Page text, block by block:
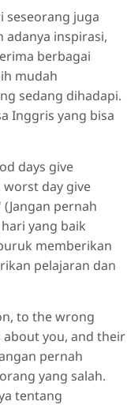
seseorang juga
adanya inspirasi,
berbagai
mudah
sedang dihadapi.
Inggris yang bisa
days give
worst day give
pernah
yang baik
memberikan
pelajaran dan
to the wrong
about you, and their
pernah
yang salah.
tentang